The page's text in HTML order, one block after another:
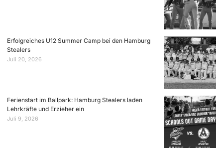
Erfolgreiches U12 Summer Camp bei den Hamburg
Stealers
Juli 20, 2026
Ferienstart im Ballpark: Hamburg Stealers laden
Lehrkräfte und Erzieher ein
Juli 9, 2026